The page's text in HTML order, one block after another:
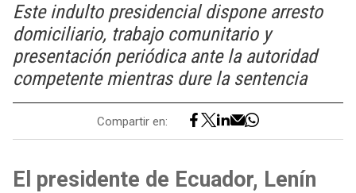
Este indulto presidencial dispone arresto
domiciliario, trabajo comunitario y
presentación periódica ante la autoridad
competente mientras dure la sentencia
Compartir en:
El presidente de Ecuador, Lenín